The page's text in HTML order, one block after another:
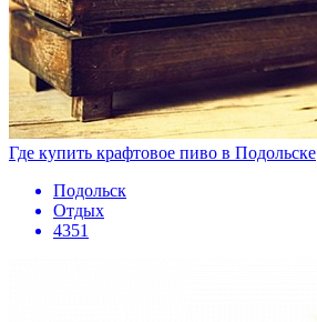
Где купить крафтовое пиво в Подольске
Подольск
Отдых
4351